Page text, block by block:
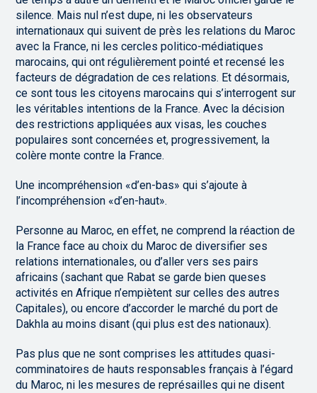
silence. Mais nul n’est dupe, ni les observateurs
internationaux qui suivent de près les relations du Maroc
avec la France, ni les cercles politico-médiatiques
marocains, qui ont régulièrement pointé et recensé les
facteurs de dégradation de ces relations. Et désormais,
ce sont tous les citoyens marocains qui s’interrogent sur
les véritables intentions de la France. Avec la décision
des restrictions appliquées aux visas, les couches
populaires sont concernées et, progressivement, la
colère monte contre la France.
Une incompréhension «d’en-bas» qui s’ajoute à
l’incompréhension «d’en-haut».
Personne au Maroc, en effet, ne comprend la réaction de
la France face au choix du Maroc de diversifier ses
relations internationales, ou d’aller vers ses pairs
africains (sachant que Rabat se garde bien queses
activités en Afrique n’empiètent sur celles des autres
Capitales), ou encore d’accorder le marché du port de
Dakhla au moins disant (qui plus est des nationaux).
Pas plus que ne sont comprises les attitudes quasi-
comminatoires de hauts responsables français à l’égard
du Maroc, ni les mesures de représailles qui ne disent